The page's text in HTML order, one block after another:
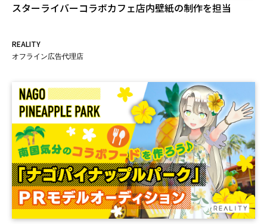
スターライバーコラボカフェ店内壁紙の制作を担当
REALITY
オフライン広告代理店